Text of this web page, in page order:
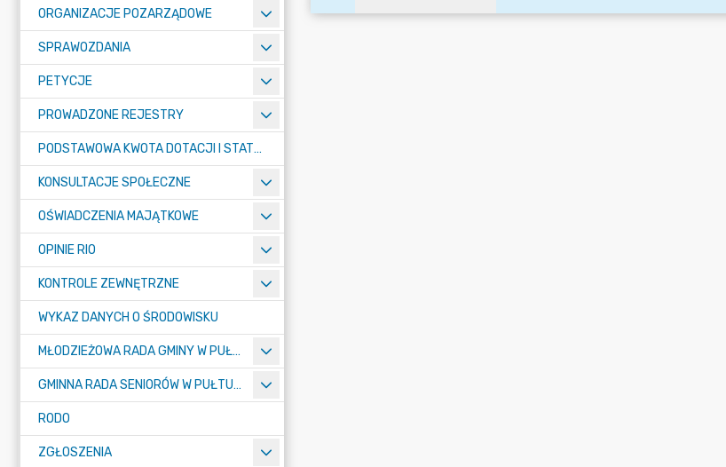
ORGANIZACJE POZARZĄDOWE
SPRAWOZDANIA
PETYCJE
PROWADZONE REJESTRY
PODSTAWOWA KWOTA DOTACJI I STATYSTYCZNA LICZBA UCZNIÓW
KONSULTACJE SPOŁECZNE
OŚWIADCZENIA MAJĄTKOWE
OPINIE RIO
KONTROLE ZEWNĘTRZNE
WYKAZ DANYCH O ŚRODOWISKU
MŁODZIEŻOWA RADA GMINY W PUŁTUSKU
GMINNA RADA SENIORÓW W PUŁTUSKU
RODO
ZGŁOSZENIA